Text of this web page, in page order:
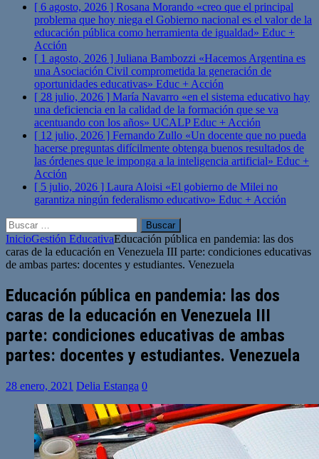
[ 6 agosto, 2026 ] Rosana Morando «creo que el principal
problema que hoy niega el Gobierno nacional es el valor de la
educación pública como herramienta de igualdad» Educ +
Acción
[ 1 agosto, 2026 ] Juliana Bambozzi «Hacemos Argentina es
una Asociación Civil comprometida la generación de
oportunidades educativas» Educ + Acción
[ 28 julio, 2026 ] María Navarro «en el sistema educativo hay
una deficiencia en la calidad de la formación que se va
acentuando con los años» UCALPEduc + Acción
[ 12 julio, 2026 ] Fernando Zullo «Un docente que no pueda
hacerse preguntas difícilmente obtenga buenos resultados de
las órdenes que le imponga a la inteligencia artificial» Educ +
Acción
[ 5 julio, 2026 ] Laura Aloisi «El gobierno de Milei no
garantiza ningún federalismo educativo» Educ + Acción
Buscar:
InicioGestión EducativaEducación pública en pandemia: las dos
caras de la educación en Venezuela III parte: condiciones educativas
de ambas partes: docentes y estudiantes. Venezuela
Educación pública en pandemia: las dos
caras de la educación en Venezuela III
parte: condiciones educativas de ambas
partes: docentes y estudiantes. Venezuela
28 enero, 2021 Delia Estanga 0